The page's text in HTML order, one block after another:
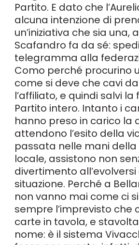
Partito. E dato che
alcuna intenzione di
un’iniziativa che sia una,
Scafandro fa da sé:
telegramma alla
Como perché procurino
come si deve che cavi
l’affiliato, e quindi salvi
Partito intero. Intanto i
hanno preso in carico la
attendono l’esito della
passata nelle mani
locale, assistono non
divertimento
situazione. Perché a
non vanno mai come ci
sempre l’imprevisto che
carte in tavola, e
nome: è il sistema